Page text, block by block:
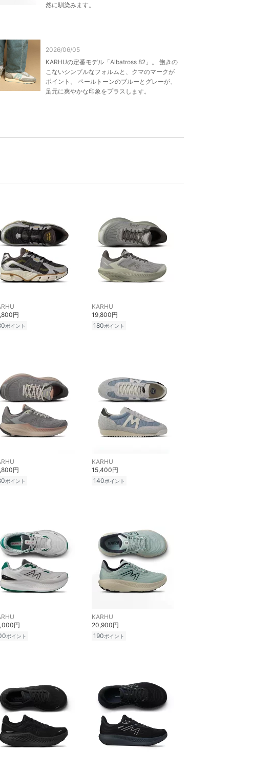
然に馴染みます。
2026/06/05
KARHUの定番モデル「Albatross 82」。 飽きの
こないシンプルなフォルムと、クマのマークが
ポイント。 ペールトーンのブルーとグレーが、
足元に爽やかな印象をプラスします。
円
ポイント
KARHU
19,800円
180ポイント
円
ポイント
KARHU
15,400円
140ポイント
円
ポイント
KARHU
20,900円
190ポイント